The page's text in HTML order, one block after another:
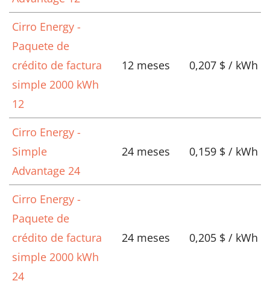
Cirro Energy -
Paquete de
crédito de factura
simple 2000 kWh
12
12 meses 0,207 $ / kWh
Cirro Energy -
Simple
Advantage 24
24 meses 0,159 $ / kWh
Cirro Energy -
Paquete de
crédito de factura
simple 2000 kWh
24
24 meses 0,205 $ / kWh